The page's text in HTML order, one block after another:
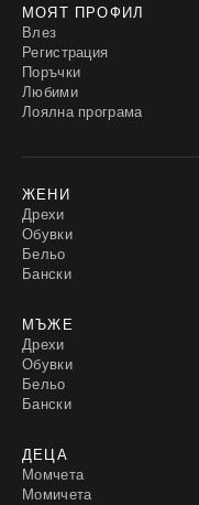
МОЯТ ПРОФИЛ
Влез
Регистрация
Поръчки
Любими
Лоялна програма
ЖЕНИ
Дрехи
Обувки
Бельо
Бански
МЪЖЕ
Дрехи
Обувки
Бельо
Бански
ДЕЦА
Момчета
Момичета